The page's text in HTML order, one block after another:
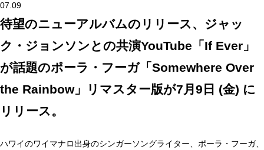
07.09
待望のニューアルバムのリリース、ジャッ
ク・ジョンソンとの共演YouTube「If Ever」
が話題のポーラ・フーガ「Somewhere Over
the Rainbow」リマスター版が7月9日 (金) に
リリース。
ハワイのワイマナロ出身のシンガーソングライター、ポーラ・フーガ、